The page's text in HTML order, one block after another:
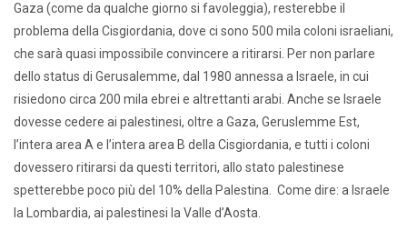
Gaza (come da qualche giorno si favoleggia), resterebbe il
problema della Cisgiordania, dove ci sono 500 mila coloni israeliani,
che sarà quasi impossibile convincere a ritirarsi. Per non parlare
dello status di Gerusalemme, dal 1980 annessa a Israele, in cui
risiedono circa 200 mila ebrei e altrettanti arabi. Anche se Israele
dovesse cedere ai palestinesi, oltre a Gaza, Geruslemme Est,
l’intera area A e l’intera area B della Cisgiordania, e tutti i coloni
dovessero ritirarsi da questi territori, allo stato palestinese
spetterebbe poco più del 10% della Palestina. Come dire: a Israele
la Lombardia, ai palestinesi la Valle d’Aosta.